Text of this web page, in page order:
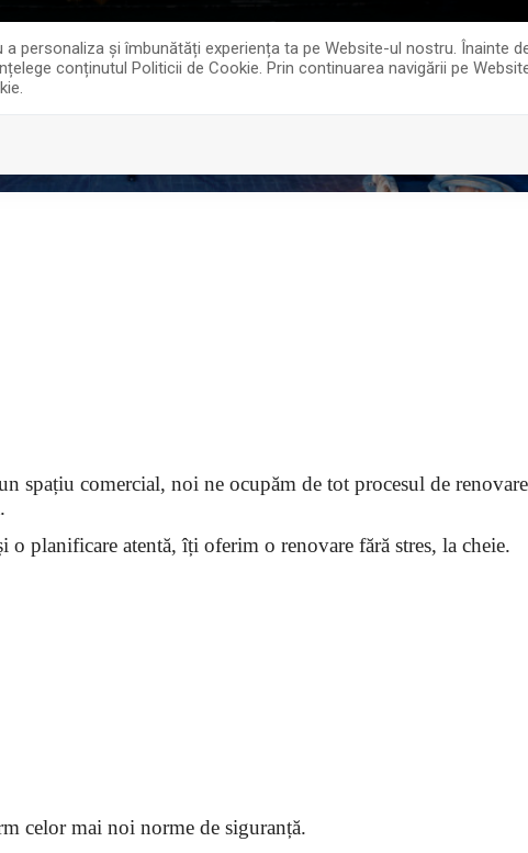
personaliza și îmbunătăți experiența ta pe Website-ul nostru. Înainte
conținutul Politicii de Cookie. Prin continuarea navigării pe
office@trustgroup.ro
spațiu comercial, noi ne ocupăm de tot procesul de
planificare atentă, îți oferim o renovare fără stres, la cheie.
celor mai noi norme de siguranță.